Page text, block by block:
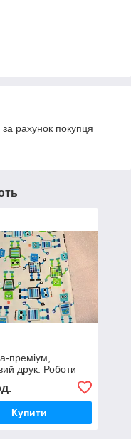
рахунок покупця
преміум,
друк. Роботи
Купити